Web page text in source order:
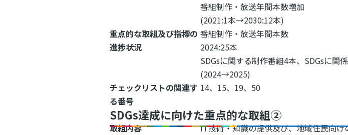
番組制作・放送年間本数増加
(2021:1本→2030:12本)
重点的な取組及び指標の
進捗状況
番組制作・放送年間本数
2024:25本
SDGsに関する制作番組4本、SDGsに関
(2024→2025)
チェックリストの関連す
る番号
14、15、19、50
SDGs達成に向けた重点的な取組②
取組内容
IT技術・知識の提供及び、地域住民向